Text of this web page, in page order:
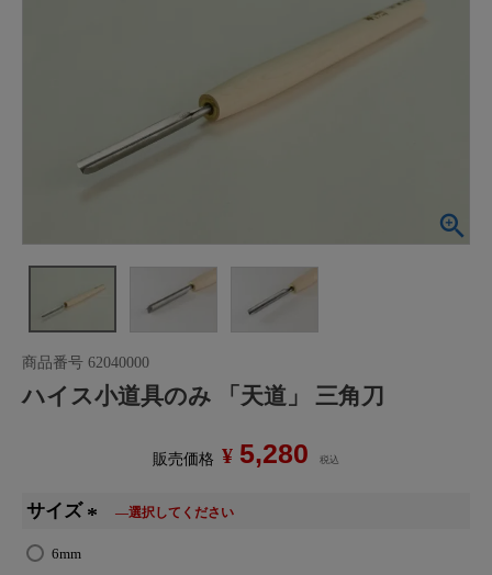
商品番号 62040000
ハイス小道具のみ 「天道」 三角刀
販売価格 ¥ 5,280 税込
サイズ
6mm